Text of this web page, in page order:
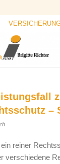
–
reiner
verschiedene